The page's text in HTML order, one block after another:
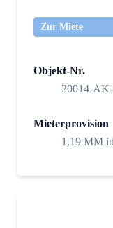
Zur Miete
Objekt-Nr.
20014-
Mieterprovision
1,19 MM